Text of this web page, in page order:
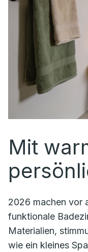
Mit
2026 machen vor
funktionale
Materialien,
wie ein kleines